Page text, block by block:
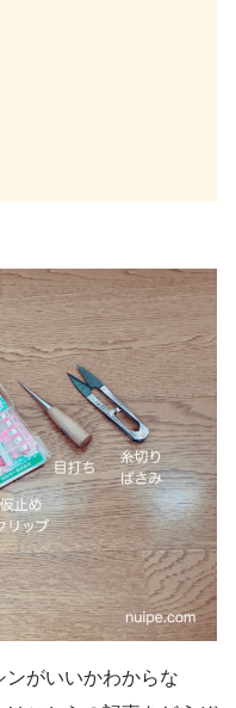
ンがいいかわからな